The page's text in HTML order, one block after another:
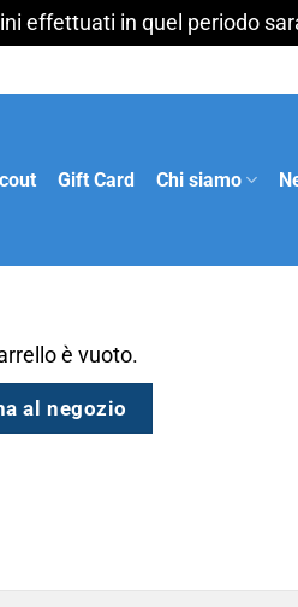
effettuati in quel periodo
Gift Card Chi siamo
è vuoto.
al negozio